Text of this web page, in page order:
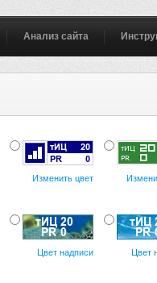
Анализ сайта
Изменить цвет
Цвет надписи Цвет